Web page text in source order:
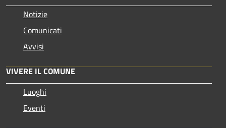
Notizie
Comunicati
Avvisi
VIVERE IL COMUNE
Luoghi
Eventi